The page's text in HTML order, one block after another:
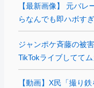
【最新画像】 元バレ
らなんでも即ハボすぎ
ジャンポケ斉藤の被
TikTokライブしてて
【動画】X民「撮り